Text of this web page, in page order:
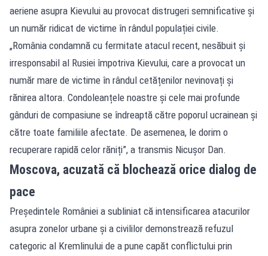
aeriene asupra Kievului au provocat distrugeri semnificative și
un număr ridicat de victime în rândul populației civile.
„România condamnă cu fermitate atacul recent, nesăbuit și
irresponsabil al Rusiei împotriva Kievului, care a provocat un
număr mare de victime în rândul cetățenilor nevinovați și
rănirea altora. Condoleanțele noastre și cele mai profunde
gânduri de compasiune se îndreaptă către poporul ucrainean și
către toate familiile afectate. De asemenea, le dorim o
recuperare rapidă celor răniți”, a transmis Nicușor Dan.
Moscova, acuzată că blochează orice dialog de
pace
Președintele României a subliniat că intensificarea atacurilor
asupra zonelor urbane și a civililor demonstrează refuzul
categoric al Kremlinului de a pune capăt conflictului prin